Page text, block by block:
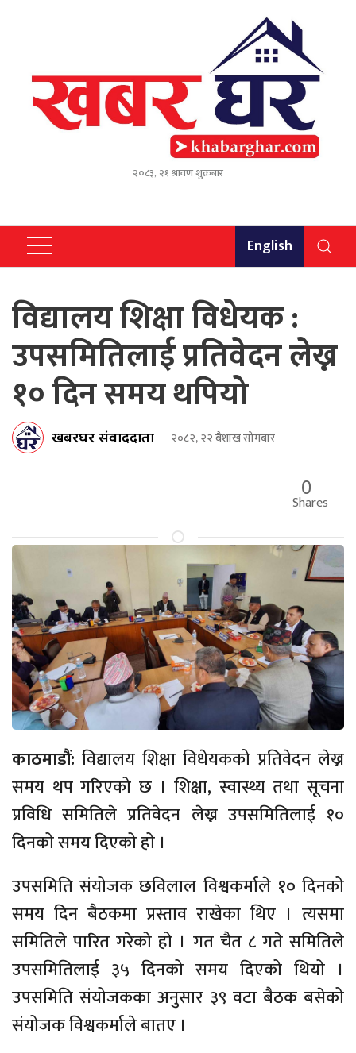
२०८३, २१ श्रावण शुक्रबार
English
विद्यालय शिक्षा विधेयक :
उपसमितिलाई प्रतिवेदन लेख्न
१० दिन समय थपियो
खबरघर संवाददाता २०८२, २२ बैशाख सोमबार
0
Shares
काठमाडौं: विद्यालय शिक्षा विधेयकको प्रतिवेदन लेख्न
समय थप गरिएको छ । शिक्षा, स्वास्थ्य तथा सूचना
प्रविधि समितिले प्रतिवेदन लेख्न उपसमितिलाई १०
दिनको समय दिएको हो ।
उपसमिति संयोजक छविलाल विश्वकर्माले १० दिनको
समय दिन बैठकमा प्रस्ताव राखेका थिए । त्यसमा
समितिले पारित गरेको हो । गत चैत ८ गते समितिले
उपसमितिलाई ३५ दिनको समय दिएको थियो ।
उपसमिति संयोजकका अनुसार ३९ वटा बैठक बसेको
संयोजक विश्वकर्माले बातए ।